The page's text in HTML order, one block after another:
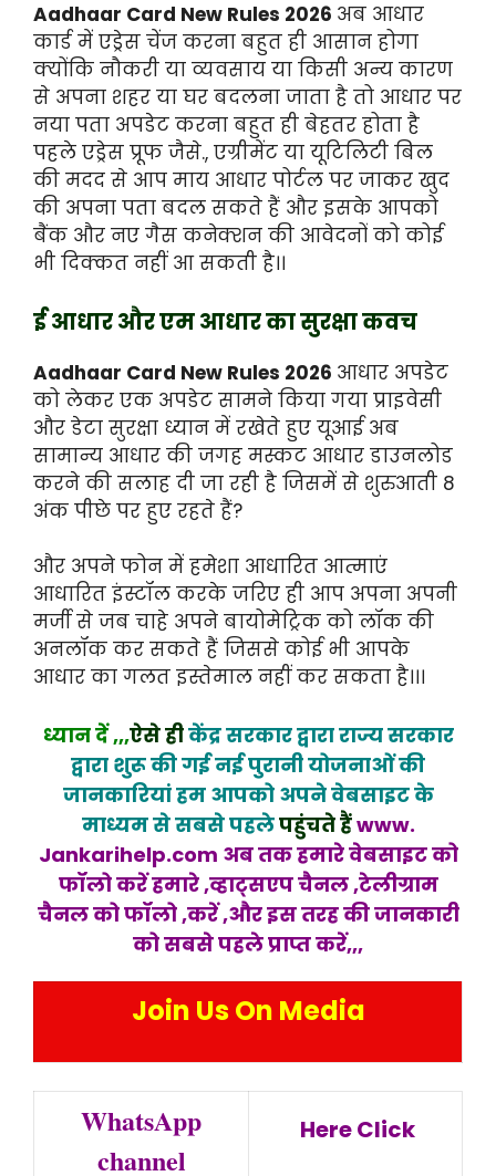
Aadhaar Card New Rules 2026 अब आधार
कार्ड में एड्रेस चेंज करना बहुत ही आसान होगा
क्योंकि नौकरी या व्यवसाय या किसी अन्य कारण
से अपना शहर या घर बदलना जाता है तो आधार पर
नया पता अपडेट करना बहुत ही बेहतर होता है
पहले एड्रेस प्रूफ जैसे., एग्रीमेंट या यूटिलिटी बिल
की मदद से आप माय आधार पोर्टल पर जाकर खुद
की अपना पता बदल सकते हैं और इसके आपको
बैंक और नए गैस कनेक्शन की आवेदनों को कोई
भी दिक्कत नहीं आ सकती है।।
ई आधार और एम आधार का सुरक्षा कवच
Aadhaar Card New Rules 2026 आधार अपडेट
को लेकर एक अपडेट सामने किया गया प्राइवेसी
और डेटा सुरक्षा ध्यान में रखेते हुए यूआई अब
सामान्य आधार की जगह मस्कट आधार डाउनलोड
करने की सलाह दी जा रही है जिसमें से शुरुआती 8
अंक पीछे पर हुए रहते हैं?
और अपने फोन में हमेशा आधारित आत्माएं
आधारित इंस्टॉल करके जरिए ही आप अपना अपनी
मर्जी से जब चाहे अपने बायोमेट्रिक को लॉक की
अनलॉक कर सकते हैं जिससे कोई भी आपके
आधार का गलत इस्तेमाल नहीं कर सकता है।।।
ध्यान दें ,,,ऐसे हीकेंद्र सरकार द्वारा राज्य सरकार
द्वारा शुरू की गई नई पुरानी योजनाओं की
जानकारियां हम आपको अपने वेबसाइट के
माध्यम से सबसे पहलेपहुंचते हैंwww.
Jankarihelp.com अब तक हमारे वेबसाइट को
फॉलो करें हमारे ,व्हाट्सएप चैनल ,टेलीग्राम
चैनल को फॉलो ,करें ,और इस तरह की जानकारी
को सबसे पहले प्राप्त करें,,,
Join Us On Media
WhatsApp
channel
Here Click